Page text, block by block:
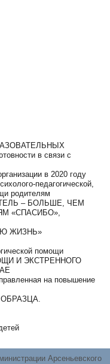
в связи с
в 2020 году
педагогической,
родителям
– БОЛЬШЕ, ЧЕМ
«СПАСИБО»,
ЖИЗНЬ»
помощи
И ЭКСТРЕННОГО
на повышение
Арсеньевского